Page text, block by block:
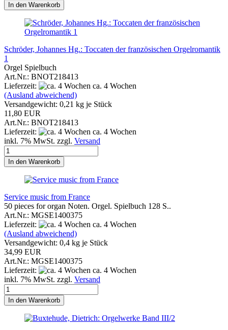
In den Warenkorb
Schröder, Johannes Hg.: Toccaten der französischen Orgelromantik
1
Orgel Spielbuch
Art.Nr.: BNOT218413
Lieferzeit:
ca. 4 Wochen
(Ausland abweichend)
Versandgewicht: 0,21 kg je Stück
11,80 EUR
Art.Nr.: BNOT218413
Lieferzeit:
ca. 4 Wochen
inkl. 7% MwSt. zzgl. Versand
In den Warenkorb
Service music from France
50 pieces for organ Noten. Orgel. Spielbuch 128 S..
Art.Nr.: MGSE1400375
Lieferzeit:
ca. 4 Wochen
(Ausland abweichend)
Versandgewicht: 0,4 kg je Stück
34,99 EUR
Art.Nr.: MGSE1400375
Lieferzeit:
ca. 4 Wochen
inkl. 7% MwSt. zzgl. Versand
In den Warenkorb